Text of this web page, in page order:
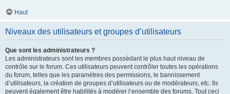
Haut
Niveaux des utilisateurs et groupes d’utilisateurs
Que sont les administrateurs ?
Les administrateurs sont les membres possédant le plus haut niveau de
contrôle sur le forum. Ces utilisateurs peuvent contrôler toutes les opérations
du forum, telles que les paramètres des permissions, le bannissement
d’utilisateurs, la création de groupes d’utilisateurs ou de modérateurs, etc. Ils
peuvent également être habilités à modérer l’ensemble des forums. Tout ceci